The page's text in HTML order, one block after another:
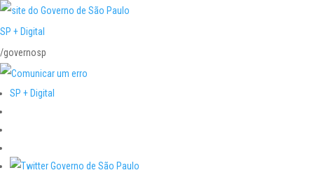
SP + Digital
/governosp
SP + Digital